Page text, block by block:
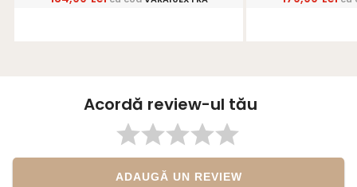
Acordă review-ul tău
ADAUGĂ UN REVIEW